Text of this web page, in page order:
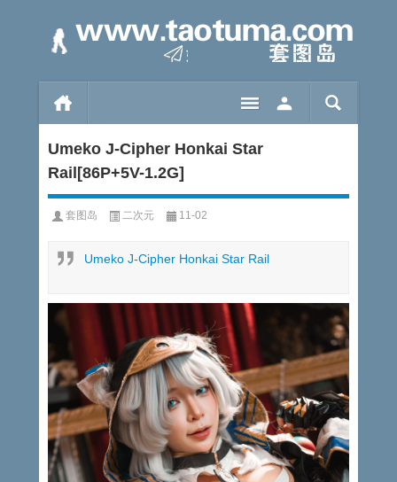
Umeko J-Cipher Honkai Star
Rail[86P+5V-1.2G]
套图岛 二次元 11-02
Umeko J-Cipher Honkai Star Rail